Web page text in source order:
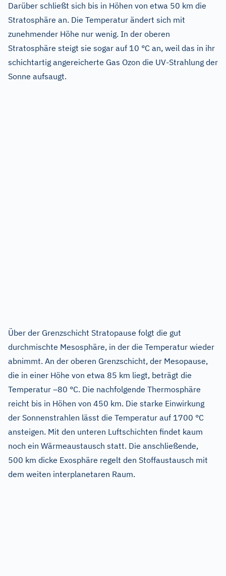
Darüber schließt sich bis in Höhen von etwa 50 km die
Stratosphäre an. Die Temperatur ändert sich mit
zunehmender Höhe nur wenig. In der oberen
Stratosphäre steigt sie sogar auf 10 °C an, weil das in ihr
schichtartig angereicherte Gas Ozon die UV-Strahlung der
Sonne aufsaugt.
Über der Grenzschicht Stratopause folgt die gut
durchmischte Mesosphäre, in der die Temperatur wieder
abnimmt. An der oberen Grenzschicht, der Mesopause,
die in einer Höhe von etwa 85 km liegt, beträgt die
Temperatur –80 °C. Die nachfolgende Thermosphäre
reicht bis in Höhen von 450 km. Die starke Einwirkung
der Sonnenstrahlen lässt die Temperatur auf 1700 °C
ansteigen. Mit den unteren Luftschichten findet kaum
noch ein Wärmeaustausch statt. Die anschließende,
500 km dicke Exosphäre regelt den Stoffaustausch mit
dem weiten interplanetaren Raum.